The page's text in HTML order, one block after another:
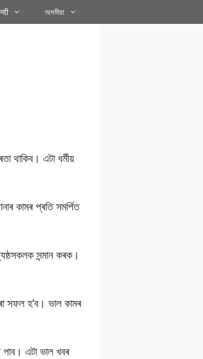
অসমীয়া
থাকিব। এটা ধৰ্মীয়
কামৰ প্ৰতি সমৰ্পিত
সন্মান কৰক।
সফল হ’ব। ভাল কামৰ
এটা ভাল খবৰ